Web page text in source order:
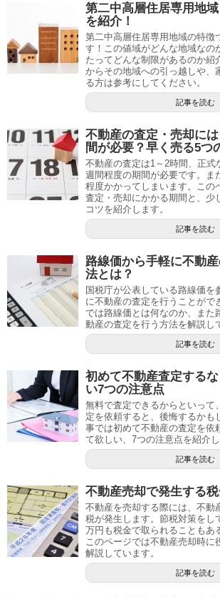
第二中高層住居専用地
を紹介！
第二中高層住居専用地域の特徴
す！この値域がどんな地域なの
たってどんな制限があるのか紹
からその地域への引っ越しや、
る方は参考にしてください。
記事を読む
不動産の査定・売却に
間が必要？早く売る5つ
不動産の査定は1～2時間、正式
週間程度の期間が必要です。ま
程度かかってしまいます。この
査定・売却にかかる期間と、少
コツを紹介します。
記事を読む
路線価から手軽に不動
法とは？
国税庁が公表している路線価を
に不動産の査定を行うことがで
では路線価とは何なのか、また
動産の査定を行う方法を解説し
記事を読む
初めて不動産査定する
い7つの注意点
無料で査定できるからといって
定を依頼すると、後悔するかも
事では初めて不動産の査定を依
て欲しい、7つの注意点を紹介し
記事を読む
不動産売却で発生する
不動産を売却する際には、不動
税が発生します。節税対策をし
万円も税金で取られることもあ
このページでは不動産売却時に
解説しています。
記事を読む